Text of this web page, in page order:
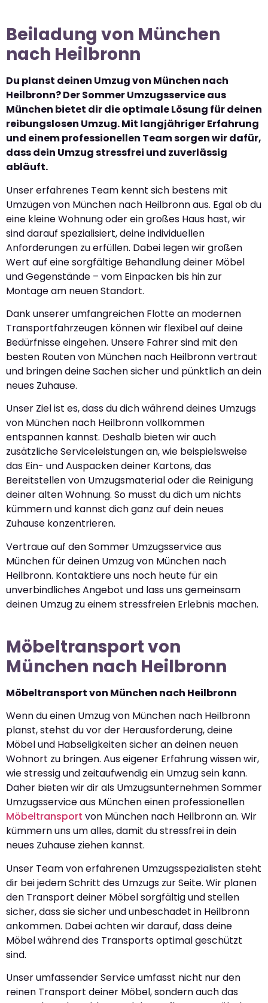
Beiladung von München
nach Heilbronn
Du planst deinen Umzug von München nach
Heilbronn? Der Sommer Umzugsservice aus
München bietet dir die optimale Lösung für deinen
reibungslosen Umzug. Mit langjähriger Erfahrung
und einem professionellen Team sorgen wir dafür,
dass dein Umzug stressfrei und zuverlässig
abläuft.
Unser erfahrenes Team kennt sich bestens mit
Umzügen von München nach Heilbronn aus. Egal ob du
eine kleine Wohnung oder ein großes Haus hast, wir
sind darauf spezialisiert, deine individuellen
Anforderungen zu erfüllen. Dabei legen wir großen
Wert auf eine sorgfältige Behandlung deiner Möbel
und Gegenstände – vom Einpacken bis hin zur
Montage am neuen Standort.
Dank unserer umfangreichen Flotte an modernen
Transportfahrzeugen können wir flexibel auf deine
Bedürfnisse eingehen. Unsere Fahrer sind mit den
besten Routen von München nach Heilbronn vertraut
und bringen deine Sachen sicher und pünktlich an dein
neues Zuhause.
Unser Ziel ist es, dass du dich während deines Umzugs
von München nach Heilbronn vollkommen
entspannen kannst. Deshalb bieten wir auch
zusätzliche Serviceleistungen an, wie beispielsweise
das Ein- und Auspacken deiner Kartons, das
Bereitstellen von Umzugsmaterial oder die Reinigung
deiner alten Wohnung. So musst du dich um nichts
kümmern und kannst dich ganz auf dein neues
Zuhause konzentrieren.
Vertraue auf den Sommer Umzugsservice aus
München für deinen Umzug von München nach
Heilbronn. Kontaktiere uns noch heute für ein
unverbindliches Angebot und lass uns gemeinsam
deinen Umzug zu einem stressfreien Erlebnis machen.
Möbeltransport von
München nach Heilbronn
Möbeltransport von München nach Heilbronn
Wenn du einen Umzug von München nach Heilbronn
planst, stehst du vor der Herausforderung, deine
Möbel und Habseligkeiten sicher an deinen neuen
Wohnort zu bringen. Aus eigener Erfahrung wissen wir,
wie stressig und zeitaufwendig ein Umzug sein kann.
Daher bieten wir dir als Umzugsunternehmen Sommer
Umzugsservice aus München einen professionellen
Möbeltransport von München nach Heilbronn an. Wir
kümmern uns um alles, damit du stressfrei in dein
neues Zuhause ziehen kannst.
Unser Team von erfahrenen Umzugsspezialisten steht
dir bei jedem Schritt des Umzugs zur Seite. Wir planen
den Transport deiner Möbel sorgfältig und stellen
sicher, dass sie sicher und unbeschadet in Heilbronn
ankommen. Dabei achten wir darauf, dass deine
Möbel während des Transports optimal geschützt
sind.
Unser umfassender Service umfasst nicht nur den
reinen Transport deiner Möbel, sondern auch das